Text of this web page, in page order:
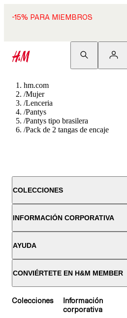
-15% PARA MIEMBROS
hm.com
/Mujer
/Lenceria
/Pantys
/Pantys tipo brasilera
/Pack de 2 tangas de encaje
COLECCIONES
INFORMACIÓN CORPORATIVA
AYUDA
CONVIÉRTETE EN H&M MEMBER
Colecciones
Información
corporativa